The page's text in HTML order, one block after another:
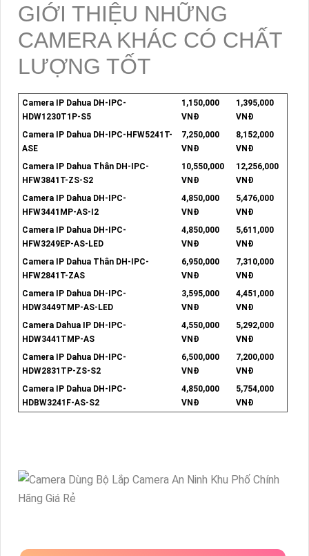
GIỚI THIỆU NHỮNG
CAMERA KHÁC CÓ CHẤT
LƯỢNG TỐT
Camera IP Dahua DH-IPC-
HDW1230T1P-S5
1,150,000
VNĐ
1,395,000
VNĐ
Camera IP Dahua DH-IPC-HFW5241T-
ASE
7,250,000
VNĐ
8,152,000
VNĐ
Camera IP Dahua Thân DH-IPC-
HFW3841T-ZS-S2
10,550,000
VNĐ
12,256,000
VNĐ
Camera IP Dahua DH-IPC-
HFW3441MP-AS-I2
4,850,000
VNĐ
5,476,000
VNĐ
Camera IP Dahua DH-IPC-
HFW3249EP-AS-LED
4,850,000
VNĐ
5,611,000
VNĐ
Camera IP Dahua Thân DH-IPC-
HFW2841T-ZAS
6,950,000
VNĐ
7,310,000
VNĐ
Camera IP Dahua DH-IPC-
HDW3449TMP-AS-LED
3,595,000
VNĐ
4,451,000
VNĐ
Camera Dahua IP DH-IPC-
HDW3441TMP-AS
4,550,000
VNĐ
5,292,000
VNĐ
Camera IP Dahua DH-IPC-
HDW2831TP-ZS-S2
6,500,000
VNĐ
7,200,000
VNĐ
Camera IP Dahua DH-IPC-
HDBW3241F-AS-S2
4,850,000
VNĐ
5,754,000
VNĐ